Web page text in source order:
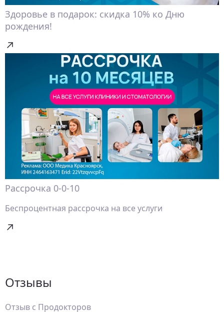
Здоровье в подарок: скидка 10% ко Дню
рождения!
Рассрочка 0-0-10
Беспроцентная рассрочка на все услуги
Отзывы
Отзыв с Продокторов